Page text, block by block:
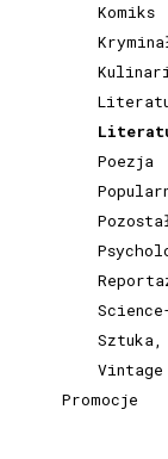
Komiks
Poezja
Promocje